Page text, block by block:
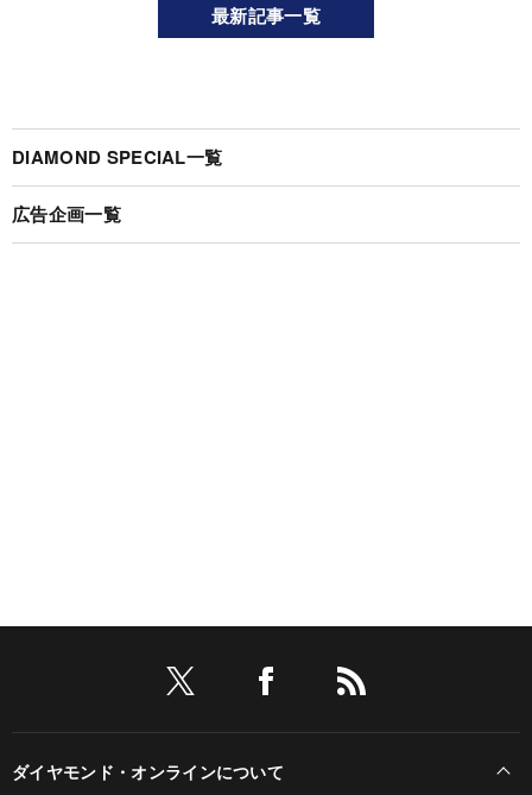
最新記事一覧
DIAMOND SPECIAL一覧
広告企画一覧
ダイヤモンド・オンラインについて